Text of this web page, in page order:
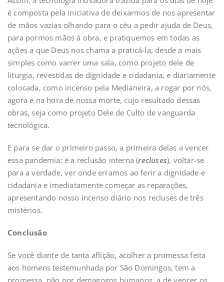
é composta pela iniciativa de deixarmos de nos apresentar
de mãos vazias olhando para o céu a pedir ajuda de Deus,
para pormos mãos à obra, e pratiquemos em todas as
ações a que Deus nos chama a praticá-la, desde a mais
simples como varrer uma sala, como projeto dele de
liturgia, revestidas de dignidade e cidadania, e diariamente
colocada, como incenso pela Medianeira, a rogar por nós,
agora e na hora de nossa morte, cujo resultado dessas
obras, seja como projeto Dele de Culto de vanguarda
tecnológica.
E para se dar o primeiro passo, a primeira delas a vencer
essa pandemia: é a reclusão interna (recluses), voltar-se
para a verdade, ver onde erramos ao ferir a dignidade e
cidadania e imediatamente começar as reparações,
apresentando nosso incenso diário nos recluses de três
mistérios.
Conclusão
Se você diante de tanta aflição, acolher a promessa feita
aos homens testemunhada por São Domingos, tem a
promessa, não por demagogos humanos, a de vencer os